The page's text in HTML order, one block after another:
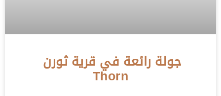
جولة رائعة في قرية ثورن
Thorn